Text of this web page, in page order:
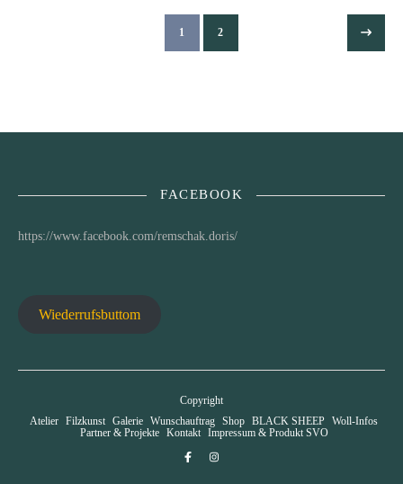
1 2
FACEBOOK
https://www.facebook.com/remschak.doris/
Wiederrufsbuttom
Copyright
Atelier Filzkunst Galerie Wunschauftrag Shop BLACK SHEEP Woll-Infos
Partner & Projekte
Kontakt Impressum & Produkt SVO